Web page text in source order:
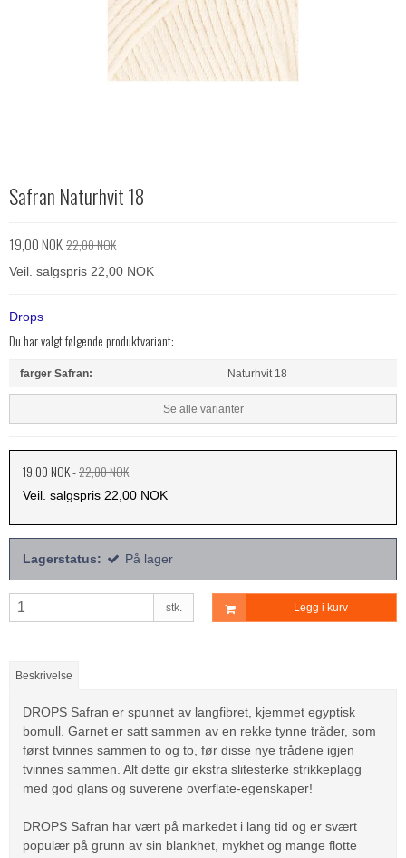
Safran Naturhvit 18
19,00 NOK22,00 NOK
Veil. salgspris 22,00 NOK
Drops
Du har valgt følgende produktvariant:
farger Safran: Naturhvit 18
Se alle varianter
19,00 NOK-22,00 NOK
Veil. salgspris 22,00 NOK
Lagerstatus: På lager
stk. Legg i kurv
Beskrivelse
DROPS Safran er spunnet av langfibret, kjemmet egyptisk
bomull. Garnet er satt sammen av en rekke tynne tråder, som
først tvinnes sammen to og to, før disse nye trådene igjen
tvinnes sammen. Alt dette gir ekstra slitesterke strikkeplagg
med god glans og suverene overflate-egenskaper!
DROPS Safran har vært på markedet i lang tid og er svært
populær på grunn av sin blankhet, mykhet og mange flotte